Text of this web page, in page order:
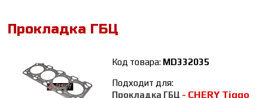
Прокладка ГБЦ
Код товара: MD332035
Подходит для:
Прокладка ГБЦ - CHERY Tiggo